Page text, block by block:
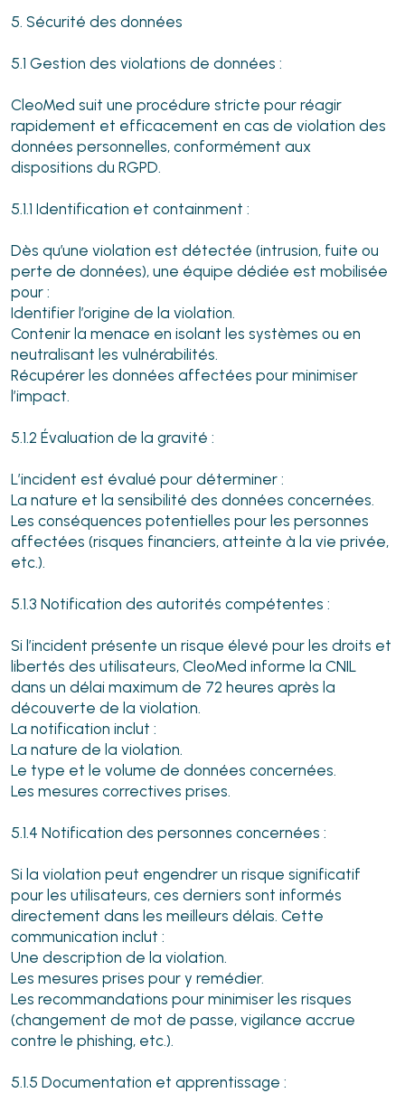
5. Sécurité des données
5.1 Gestion des violations de données :
CleoMed suit une procédure stricte pour réagir
rapidement et efficacement en cas de violation des
données personnelles, conformément aux
dispositions du RGPD.
5.1.1 Identification et containment :
Dès qu’une violation est détectée (intrusion, fuite ou
perte de données), une équipe dédiée est mobilisée
pour :
Identifier l’origine de la violation.
Contenir la menace en isolant les systèmes ou en
neutralisant les vulnérabilités.
Récupérer les données affectées pour minimiser
l’impact.
5.1.2 Évaluation de la gravité :
L’incident est évalué pour déterminer :
La nature et la sensibilité des données concernées.
Les conséquences potentielles pour les personnes
affectées (risques financiers, atteinte à la vie privée,
etc.).
5.1.3 Notification des autorités compétentes :
Si l’incident présente un risque élevé pour les droits et
libertés des utilisateurs, CleoMed informe la CNIL
dans un délai maximum de 72 heures après la
découverte de la violation.
La notification inclut :
La nature de la violation.
Le type et le volume de données concernées.
Les mesures correctives prises.
5.1.4 Notification des personnes concernées :
Si la violation peut engendrer un risque significatif
pour les utilisateurs, ces derniers sont informés
directement dans les meilleurs délais. Cette
communication inclut :
Une description de la violation.
Les mesures prises pour y remédier.
Les recommandations pour minimiser les risques
(changement de mot de passe, vigilance accrue
contre le phishing, etc.).
5.1.5 Documentation et apprentissage :